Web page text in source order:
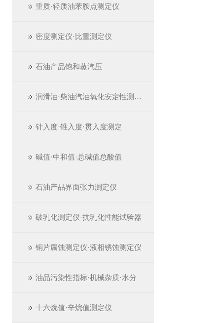
重质·轻质油苯胺点测定仪
密度测定仪·比重测定仪
石油产品饱和蒸汽压
润滑油·柴油汽油氧化安定性测定仪
针入度·锥入度·贯入度测定
碱值·中和值·总碱值总酸值
石油产品界面张力测定仪
破乳化测定仪·抗乳化性能试验器
铜片腐蚀测定仪·液相锈蚀测定仪
油品污染性指标·机械杂质·水分
十六烷值·辛烷值测定仪